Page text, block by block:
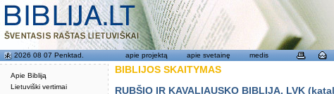
Apie Bibliją
Lietuviški vertimai
2026 08 07 Penktad. apie projektą apie svetainę medis
BIBLIJOS SKAITYMAS
RUBŠIO IR KAVALIAUSKO BIBLIJA, LVK